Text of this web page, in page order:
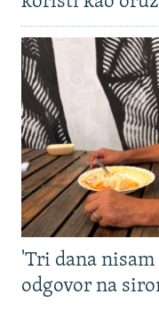
'Tri dana
odgovor na